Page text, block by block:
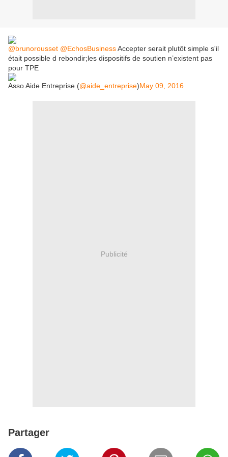
@brunorousset @EchosBusinessAccepter serait plutôt simple s'il
était possible d rebondir;les dispositifs de soutien n’existent pas
pour TPE
Asso Aide Entreprise (@aide_entreprise)May 09, 2016
Publicité
Partager